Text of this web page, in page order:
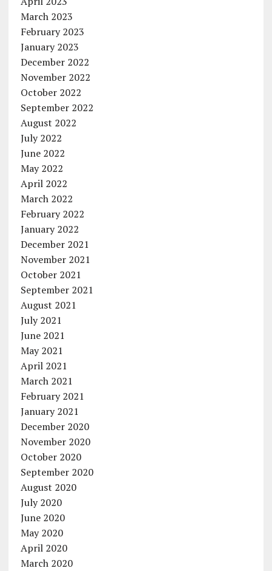
March 2023
February 2023
January 2023
December 2022
November 2022
October 2022
September 2022
August 2022
July 2022
June 2022
May 2022
April 2022
March 2022
February 2022
January 2022
December 2021
November 2021
October 2021
September 2021
August 2021
July 2021
June 2021
May 2021
April 2021
March 2021
February 2021
January 2021
December 2020
November 2020
October 2020
September 2020
August 2020
July 2020
June 2020
May 2020
April 2020
March 2020